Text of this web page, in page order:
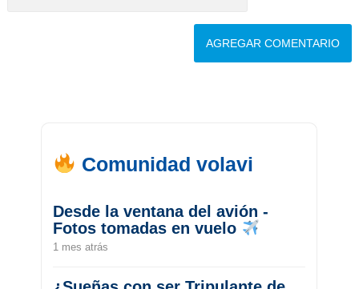
Comunidad volavi
Desde la ventana del avión -
Fotos tomadas en vuelo
1 mes atrás